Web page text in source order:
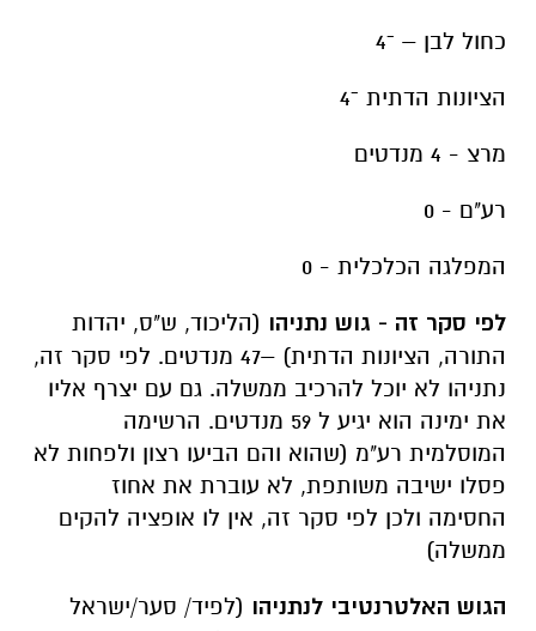
כחול לבן – ־4
הציונות הדתית ־4
מרצ - 4 מנדטים
רע"ם - 0
המפלגה הכלכלית - 0
לפי סקר זה - גוש נתניהו (הליכוד, ש"ס, יהדות
התורה, הציונות הדתית) –47 מנדטים. לפי סקר זה,
נתניהו לא יוכל להרכיב ממשלה. גם עם יצרף אליו
את ימינה הוא יגיע ל 59 מנדטים. הרשימה
המוסלמית רע"מ (שהוא והם הביעו רצון ולפחות לא
פסלו ישיבה משותפת, לא עוברת את אחוז
החסימה ולכן לפי סקר זה, אין לו אופציה להקים
ממשלה)
הגוש האלטרנטיבי לנתניהו (לפיד/ סער/ישראל